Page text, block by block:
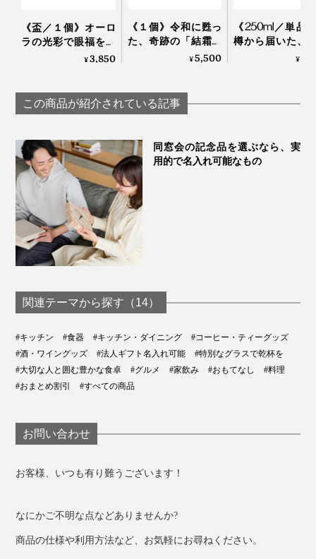
写真は「 300ml 」
毎日使うグラスに、ゲストへのおもてなしに、大切な人
への贈り物に、いつもと違う“一杯”をどうぞ。
《盃／１個》オーロ
ラの光彩で眼福を、
まろやかな味わいで
ィンググラス｜
PROGRESS プログレ
¥3,850
《１個》令和に甦っ
た、奇跡の「結霜グ
ラス」｜結霜月華
¥5,500
《250ml／単品
樽から届いた、
らず、深く味わ
¥
この商品が紹介されている記事
同窓会の記念品を選ぶなら、実
用的で名入れ可能なもの
関連テーマから探す（14）
#キッチン #食器 #キッチン・ダイニング
#コーヒー・ティーグッズ
#酒・ワイングッズ
#法人ギフト名入れ可能
#特別なグラスで乾杯を
#大切な人と囲む豊かな食卓
#グルメ #家飲み #おもてなし
#料理
#おまとめ割引
#すべての商品
お問い合わせ
お客様、いつも有り難うございます！
なにかご不明な点などありませんか?
商品の仕様や利用方法など、お気軽にお尋ねください。